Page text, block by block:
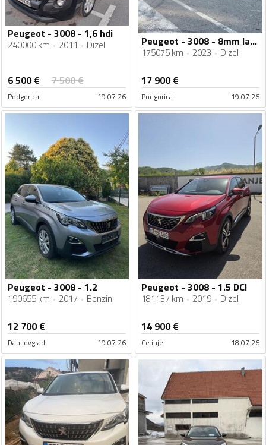
Peugeot - 3008 - 1,6 hdi
240000 km 2011 Dizel
6 500€ 7 500€
Podgorica 19.07.26
Peugeot - 3008 - 8mm lanac - 1.5 HDI 130ks
175075 km 2023 Dizel
17 900€
Podgorica 19.07.26
Peugeot - 3008 - 1.2
190655 km 2017 Benzin
12 700€
Danilovgrad 19.07.26
Peugeot - 3008 - 1.5 DCI
181137 km 2019 Dizel
14 900€
Cetinje 18.07.26